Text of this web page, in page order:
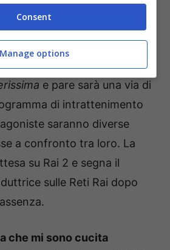
potrebbero fare coppia
programma
da qualche tempo
pubblica. Il programma si
e pare sarà una via di
di intrattenimento
saranno diverse
a confronto tra loro. La
su Rai 2 e segna il
sulle Reti Rai dopo
che mi sono cucita
Consent
Manage options